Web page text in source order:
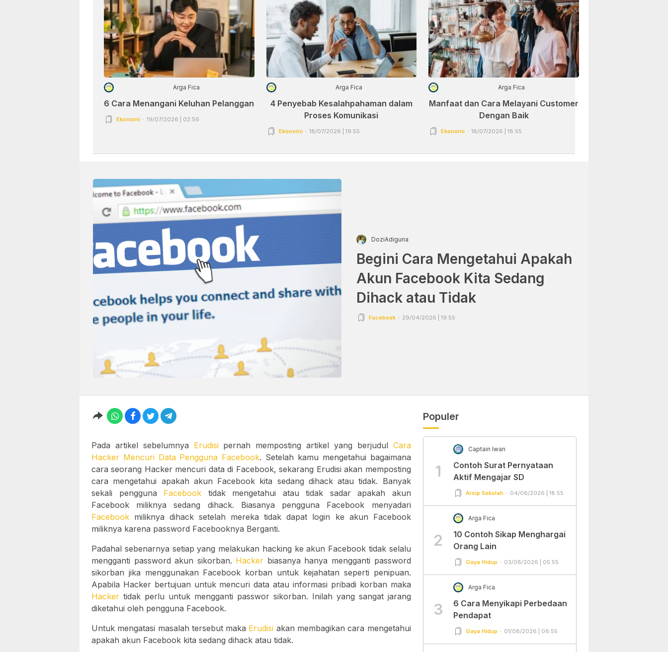
Arga Fica
6 Cara Menangani Keluhan Pelanggan
Ekonomi 19/07/2026 | 02:56
Arga Fica
4 Penyebab Kesalahpahaman dalam
Proses Komunikasi
Ekonomi 18/07/2026 | 19:55
Arga Fica
Manfaat dan Cara Melayani Customer
Dengan Baik
Ekonomi 18/07/2026 | 18:55
DoziAdiguna
Begini Cara Mengetahui Apakah
Akun Facebook Kita Sedang
Dihack atau Tidak
Facebook 29/04/2026 | 19:55
Pada artikel sebelumnya Erudisipernah memposting artikel yang berjudul Cara
Hacker Mencuri Data Pengguna Facebook. Setelah kamu mengetahui bagaimana
cara seorang Hacker mencuri data di Facebook, sekarang Erudisi akan memposting
cara mengetahui apakah akun Facebook kita sedang dihack atau tidak. Banyak
sekali pengguna Facebook tidak mengetahui atau tidak sadar apakah akun
Facebook miliknya sedang dihack. Biasanya pengguna Facebook menyadari
Facebook miliknya dihack setelah mereka tidak dapat login ke akun Facebook
miliknya karena password Facebooknya Berganti.
Padahal sebenarnya setiap yang melakukan hacking ke akun Facebook tidak selalu
mengganti password akun sikorban. Hacker biasanya hanya mengganti password
sikorban jika menggunakan Facebook korban untuk kejahatan seperti penipuan.
Apabila Hacker bertujuan untuk mencuri data atau informasi pribadi korban maka
Hacker tidak perlu untuk mengganti passwor sikorban. Inilah yang sangat jarang
diketahui oleh pengguna Facebook.
Untuk mengatasi masalah tersebut maka Erudisi akan membagikan cara mengetahui
apakah akun Facebook kita sedang dihack atau tidak.
Populer
1
Captain Iwan
Contoh Surat Pernyataan
Aktif Mengajar SD
Arsip Sekolah 04/08/2026 | 18:55
2
Arga Fica
10 Contoh Sikap Menghargai
Orang Lain
Gaya Hidup 03/08/2026 | 05:55
3
Arga Fica
6 Cara Menyikapi Perbedaan
Pendapat
Gaya Hidup 01/08/2026 | 06:55